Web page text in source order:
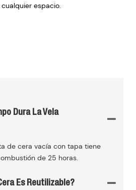
espacio.
Dura La Vela
de cera vacía con tapa tiene
de 25 horas.
Es Reutilizable?